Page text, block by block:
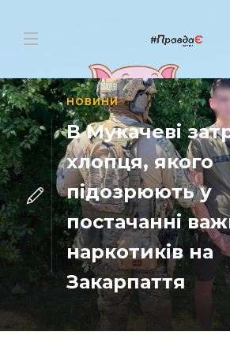
НОВИНИ
В Мукачеві
хлопця, якого
підозрюють у
постачанні
наркотиків на
Закарпаття